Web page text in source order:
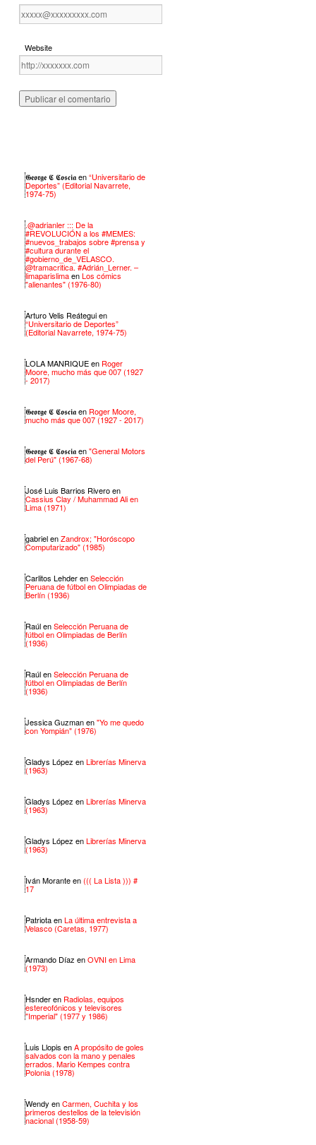
Website
𝕲𝖊𝖔𝖗𝖌𝖊 𝕮 𝕮𝖔𝖘𝖈𝖎𝖆en“Universitario de
Deportes” (Editorial Navarrete,
1974-75)
.@adrianler ::: De la
#REVOLUCIÓN a los #MEMES:
#nuevos_trabajos sobre #prensa y
#cultura durante el
#gobierno_de_VELASCO.
@tramacritica. #Adrián_Lerner. –
limaparislimaenLos cómics
"alienantes" (1976-80)
Arturo Velis Reáteguien
“Universitario de Deportes”
(Editorial Navarrete, 1974-75)
LOLA MANRIQUEen Roger
Moore, mucho más que 007 (1927
- 2017)
𝕲𝖊𝖔𝖗𝖌𝖊 𝕮 𝕮𝖔𝖘𝖈𝖎𝖆en Roger Moore,
mucho más que 007 (1927 - 2017)
𝕲𝖊𝖔𝖗𝖌𝖊 𝕮 𝕮𝖔𝖘𝖈𝖎𝖆en"General Motors
del Perú" (1967-68)
José Luis Barrios Riveroen
Cassius Clay / Muhammad Ali en
Lima (1971)
gabrielenZandrox; "Horóscopo
Computarizado" (1985)
Carlitos LehderenSelección
Peruana de fútbol en Olimpiadas de
Berlín (1936)
RaúlenSelección Peruana de
fútbol en Olimpiadas de Berlín
(1936)
RaúlenSelección Peruana de
fútbol en Olimpiadas de Berlín
(1936)
Jessica Guzmanen"Yo me quedo
con Yompián" (1976)
Gladys López enLibrerías Minerva
(1963)
Gladys López enLibrerías Minerva
(1963)
Gladys López enLibrerías Minerva
(1963)
Iván Moranteen((( La Lista ))) #
17
PatriotaenLa última entrevista a
Velasco (Caretas, 1977)
Armando Díaz enOVNI en Lima
(1973)
Hsnderen Radiolas, equipos
estereofónicos y televisores
"Imperial" (1977 y 1986)
Luis Llopis enA propósito de goles
salvados con la mano y penales
errados. Mario Kempes contra
Polonia (1978)
Wendy enCarmen, Cuchita y los
primeros destellos de la televisión
nacional (1958-59)